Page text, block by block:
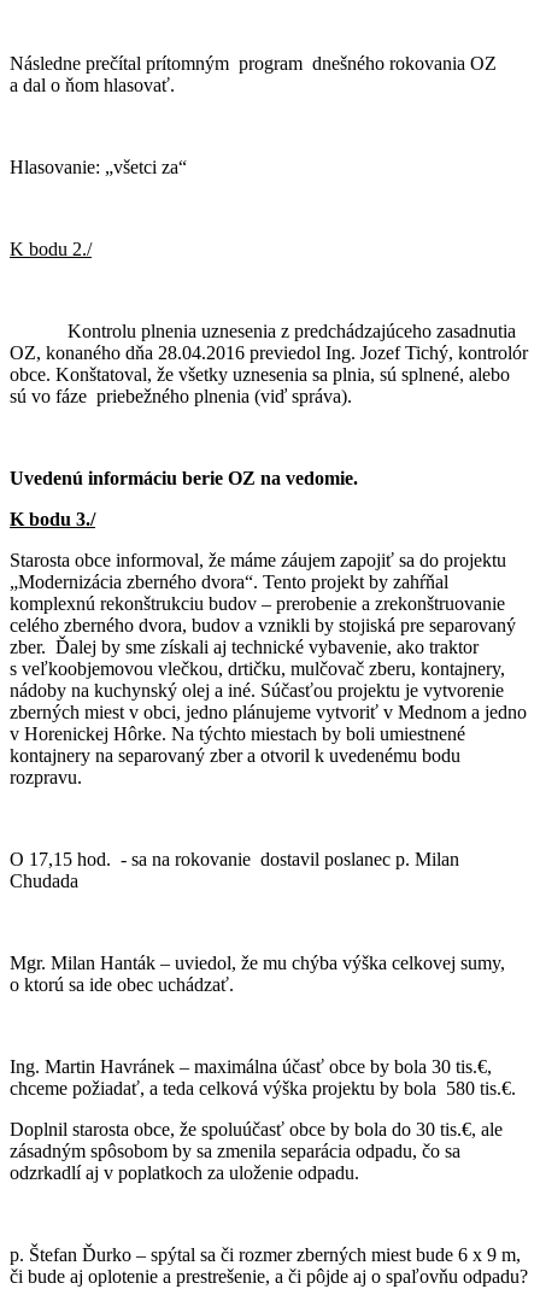
Následne prečítal prítomným program dnešného rokovania OZ
a dal o ňom hlasovať.
Hlasovanie: „všetci za“
K bodu 2./
Kontrolu plnenia uznesenia z predchádzajúceho zasadnutia
OZ, konaného dňa 28.04.2016 previedol Ing. Jozef Tichý, kontrolór
obce. Konštatoval, že všetky uznesenia sa plnia, sú splnené, alebo
sú vo fáze priebežného plnenia (viď správa).
Uvedenú informáciu berie OZ na vedomie.
K bodu 3./
Starosta obce informoval, že máme záujem zapojiť sa do projektu
„Modernizácia zberného dvora“. Tento projekt by zahŕňal
komplexnú rekonštrukciu budov – prerobenie a zrekonštruovanie
celého zberného dvora, budov a vznikli by stojiská pre separovaný
zber. Ďalej by sme získali aj technické vybavenie, ako traktor
s veľkoobjemovou vlečkou, drtičku, mulčovač zberu, kontajnery,
nádoby na kuchynský olej a iné. Súčasťou projektu je vytvorenie
zberných miest v obci, jedno plánujeme vytvoriť v Mednom a jedno
v Horenickej Hôrke. Na týchto miestach by boli umiestnené
kontajnery na separovaný zber a otvoril k uvedenému bodu
rozpravu.
O 17,15 hod. - sa na rokovanie dostavil poslanec p. Milan
Chudada
Mgr. Milan Hanták – uviedol, že mu chýba výška celkovej sumy,
o ktorú sa ide obec uchádzať.
Ing. Martin Havránek – maximálna účasť obce by bola 30 tis.€,
chceme požiadať, a teda celková výška projektu by bola 580 tis.€.
Doplnil starosta obce, že spoluúčasť obce by bola do 30 tis.€, ale
zásadným spôsobom by sa zmenila separácia odpadu, čo sa
odzrkadlí aj v poplatkoch za uloženie odpadu.
p. Štefan Ďurko – spýtal sa či rozmer zberných miest bude 6 x 9 m,
či bude aj oplotenie a prestrešenie, a či pôjde aj o spaľovňu odpadu?